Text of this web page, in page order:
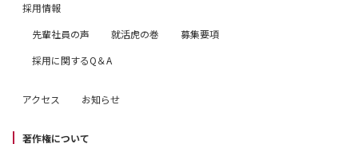
採用情報
先輩社員の声
就活虎の巻
募集要項
採用に関するQ＆A
アクセス お知らせ
著作権について